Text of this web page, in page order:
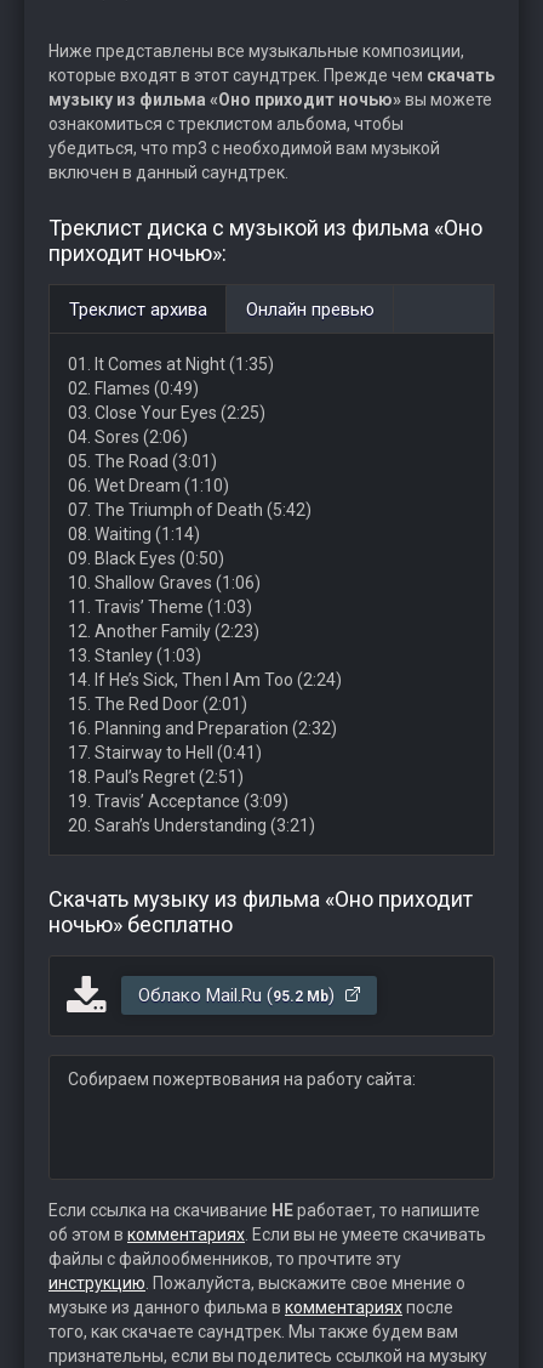
Ниже представлены все музыкальные композиции,
которые входят в этот саундтрек. Прежде чем скачать
музыку из фильма «Оно приходит ночью»вы можете
ознакомиться с треклистом альбома, чтобы
убедиться, что mp3 с необходимой вам музыкой
включен в данный саундтрек.
Треклист диска с музыкой из фильма «Оно
приходит ночью»:
Треклист архива Онлайн превью
01. It Comes at Night (1:35)
02. Flames (0:49)
03. Close Your Eyes (2:25)
04. Sores (2:06)
05. The Road (3:01)
06. Wet Dream (1:10)
07. The Triumph of Death (5:42)
08. Waiting (1:14)
09. Black Eyes (0:50)
10. Shallow Graves (1:06)
11. Travis’ Theme (1:03)
12. Another Family (2:23)
13. Stanley (1:03)
14. If He’s Sick, Then I Am Too (2:24)
15. The Red Door (2:01)
16. Planning and Preparation (2:32)
17. Stairway to Hell (0:41)
18. Paul’s Regret (2:51)
19. Travis’ Acceptance (3:09)
20. Sarah’s Understanding (3:21)
Скачать музыку из фильма «Оно приходит
ночью» бесплатно
Облако Mail.Ru (95.2 Mb)
Собираем пожертвования на работу сайта:
Если ссылка на скачивание НЕработает, то напишите
об этом в комментариях . Если вы не умеете скачивать
файлы с файлообменников, то прочтите эту
инструкцию . Пожалуйста, выскажите свое мнение о
музыке из данного фильма в комментарияхпосле
того, как скачаете саундтрек. Мы также будем вам
признательны, если вы поделитесь ссылкой на музыку